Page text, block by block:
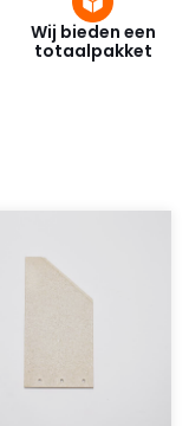
Wij bieden een
totaalpakket